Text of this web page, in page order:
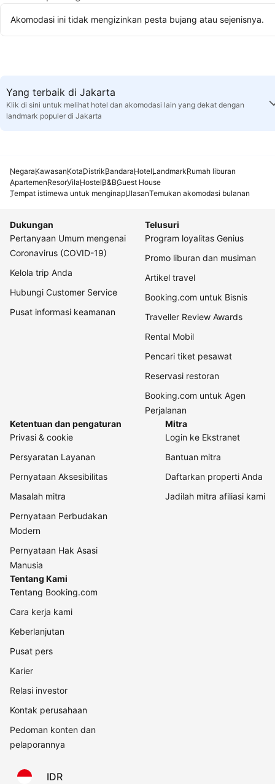
Akomodasi ini tidak mengizinkan pesta bujang atau sejenisnya.
Yang terbaik di Jakarta
Klik di sini untuk melihat hotel dan akomodasi lain yang dekat dengan
landmark populer di Jakarta
NegaraKawasanKotaDistrikBandaraHotelLandmarkRumah liburan
ApartemenResorVilaHostelB&BGuest House
Tempat istimewa untuk menginapUlasanTemukan akomodasi bulanan
Dukungan
Pertanyaan Umum mengenai
Coronavirus (COVID-19)
Kelola trip Anda
Hubungi Customer Service
Pusat informasi keamanan
Telusuri
Program loyalitas Genius
Promo liburan dan musiman
Artikel travel
Booking.com untuk Bisnis
Traveller Review Awards
Rental Mobil
Pencari tiket pesawat
Reservasi restoran
Booking.com untuk Agen
Perjalanan
Ketentuan dan pengaturan
Privasi & cookie
Persyaratan Layanan
Pernyataan Aksesibilitas
Masalah mitra
Pernyataan Perbudakan
Modern
Pernyataan Hak Asasi
Manusia
Mitra
Login ke Ekstranet
Bantuan mitra
Daftarkan properti Anda
Jadilah mitra afiliasi kami
Tentang Kami
Tentang Booking.com
Cara kerja kami
Keberlanjutan
Pusat pers
Karier
Relasi investor
Kontak perusahaan
Pedoman konten dan
pelaporannya
IDR